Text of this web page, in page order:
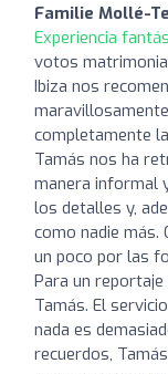
Familie Mollé-
Experiencia
votos
Ibiza nos
completamente
Tamás nos ha
manera informal
los detalles y,
como nadie más.
un poco por las
Para un
Tamás. El
nada es
recuerdos,